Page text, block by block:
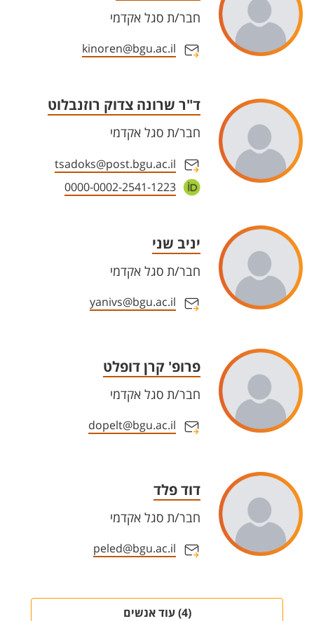
חבר/ת סגל אקדמי
kinoren@bgu.ac.il
ד"ר שרונה צדוק רוזנבלוט
חבר/ת סגל אקדמי
tsadoks@post.bgu.ac.il
0000-0002-2541-1223
יניב שני
חבר/ת סגל אקדמי
yanivs@bgu.ac.il
פרופ' קרן דופלט
חבר/ת סגל אקדמי
dopelt@bgu.ac.il
דוד פלד
חבר/ת סגל אקדמי
peled@bgu.ac.il
(4) עוד אנשים